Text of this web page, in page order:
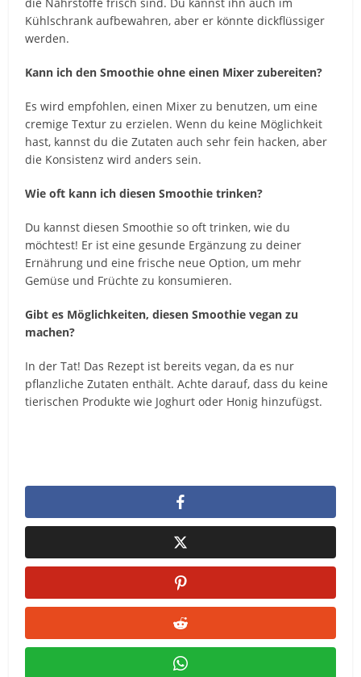
Kühlschrank aufbewahren, aber er könnte dickflüssiger
werden.
Kann ich den Smoothie ohne einen Mixer zubereiten?
Es wird empfohlen, einen Mixer zu benutzen, um eine
cremige Textur zu erzielen. Wenn du keine Möglichkeit
hast, kannst du die Zutaten auch sehr fein hacken, aber
die Konsistenz wird anders sein.
Wie oft kann ich diesen Smoothie trinken?
Du kannst diesen Smoothie so oft trinken, wie du
möchtest! Er ist eine gesunde Ergänzung zu deiner
Ernährung und eine frische neue Option, um mehr
Gemüse und Früchte zu konsumieren.
Gibt es Möglichkeiten, diesen Smoothie vegan zu
machen?
In der Tat! Das Rezept ist bereits vegan, da es nur
pflanzliche Zutaten enthält. Achte darauf, dass du keine
tierischen Produkte wie Joghurt oder Honig hinzufügst.